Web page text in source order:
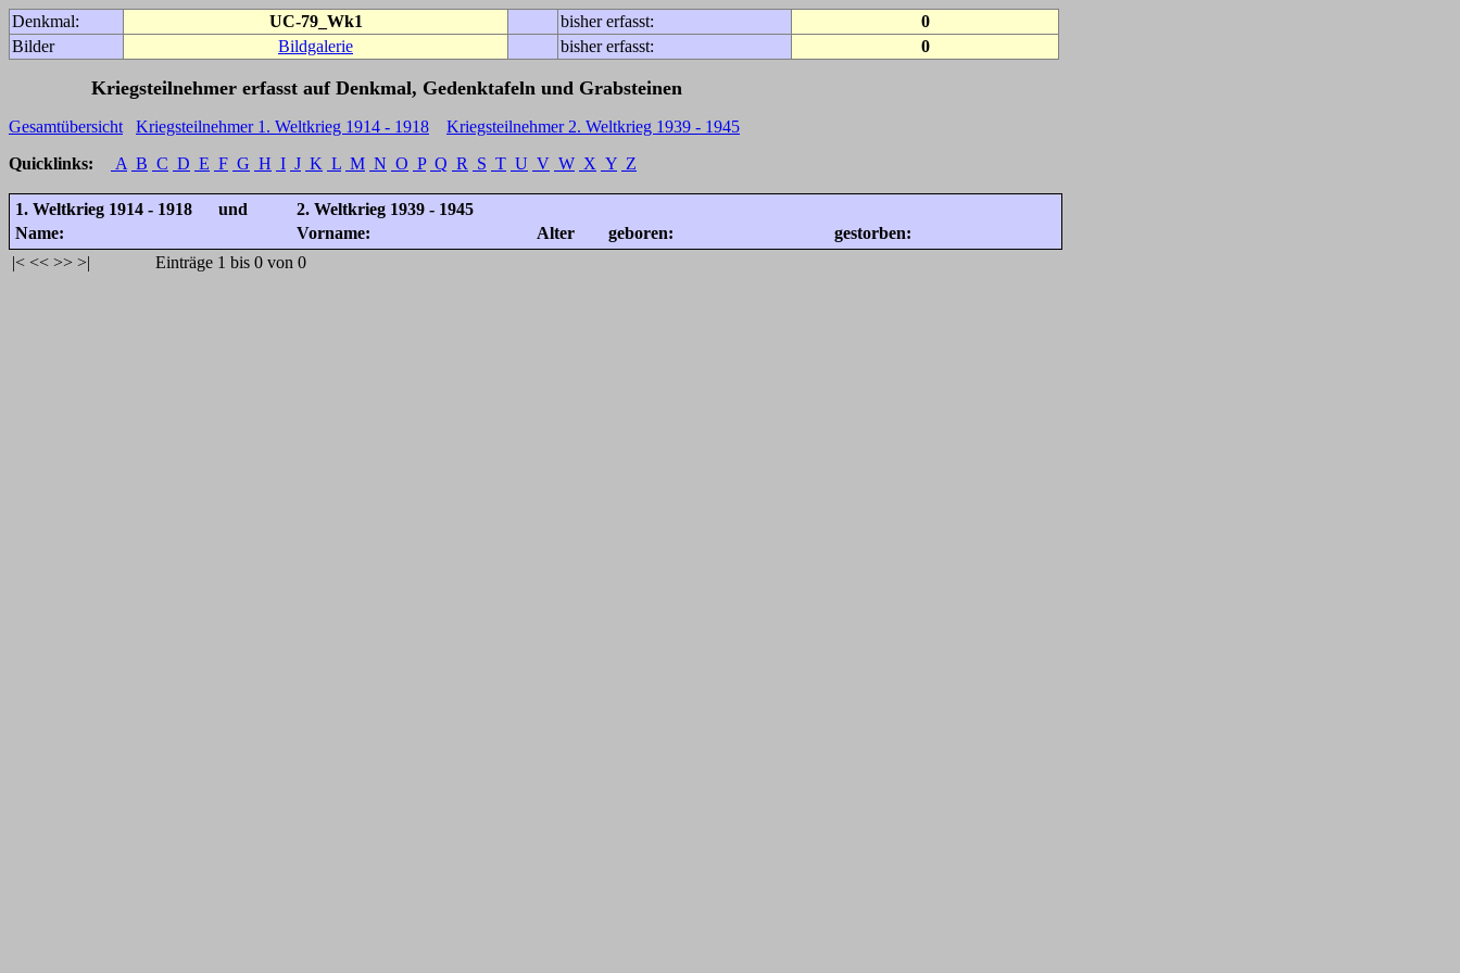
Denkmal: UC-79_Wk1 bisher erfasst:
0
Bilder
Bildgalerie bisher erfasst: 0
Kriegsteilnehmer erfasst auf Denkmal, Gedenktafeln und Grabsteinen
Gesamtübersicht Kriegsteilnehmer 1. Weltkrieg 1914 - 1918
Kriegsteilnehmer 2. Weltkrieg 1939 - 1945
Quicklinks:
A B C D E F G H I J K L M N O P Q R S T U V W X Y Z
1. Weltkrieg 1914 - 1918 und
2. Weltkrieg 1939 - 1945
Name:
Vorname: Alter geboren:
gestorben:
|< << >> >| Einträge 1 bis 0 von 0